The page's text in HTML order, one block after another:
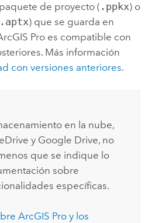
de proyecto ( .ppkx) o
.aptx) que se guarda en
Proes compatible con
Más información
con versiones anteriores.
en la nube,
y Google Drive, no
que se indique lo
sobre
específicas.
ArcGIS Pro y los